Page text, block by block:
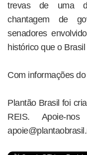
trevas de uma
chantagem de
senadores
histórico que o
Com informações
Plantão Brasil foi
REIS. Apoie-